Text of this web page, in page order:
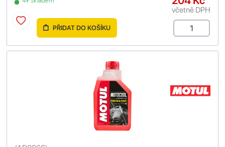
včetně DPH
PŘIDAT DO KOŠÍKU